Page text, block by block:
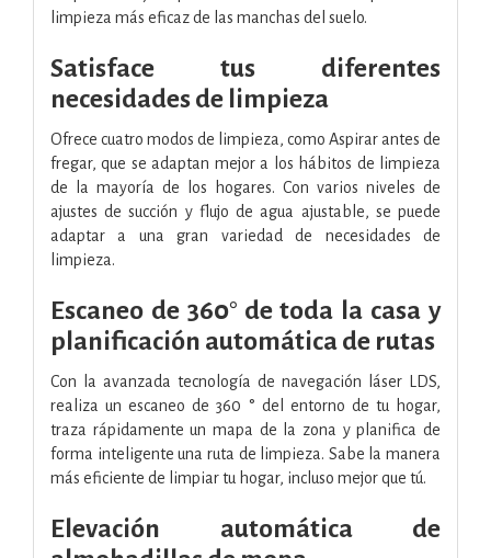
limpieza más eficaz de las manchas del suelo.
Satisface tus diferentes
necesidades de limpieza
Ofrece cuatro modos de limpieza, como Aspirar antes de
fregar, que se adaptan mejor a los hábitos de limpieza
de la mayoría de los hogares. Con varios niveles de
ajustes de succión y flujo de agua ajustable, se puede
adaptar a una gran variedad de necesidades de
limpieza.
Escaneo de 360° de toda la casa y
planificación automática de rutas
Con la avanzada tecnología de navegación láser LDS,
realiza un escaneo de 360 ° del entorno de tu hogar,
traza rápidamente un mapa de la zona y planifica de
forma inteligente una ruta de limpieza. Sabe la manera
más eficiente de limpiar tu hogar, incluso mejor que tú.
Elevación automática de